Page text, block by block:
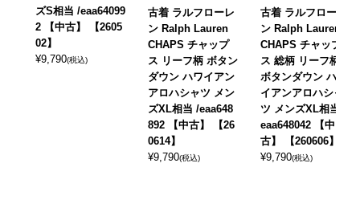
ズS相当 /eaa64099
2 【中古】 【2605
02】
¥9,790(税込)
古着 ラルフローレ
ン Ralph Lauren
CHAPS チャップ
ス リーフ柄 ボタン
ダウン ハワイアン
アロハシャツ メン
ズXL相当 /eaa648
892 【中古】 【26
0614】
¥9,790(税込)
古着 ラルフローレ
ン Ralph Lauren
CHAPS チャップ
ス 総柄 リーフ柄
ボタンダウン ハワ
イアンアロハシャ
ツ メンズXL相当 /
eaa648042 【中
古】 【260606】
¥9,790(税込)